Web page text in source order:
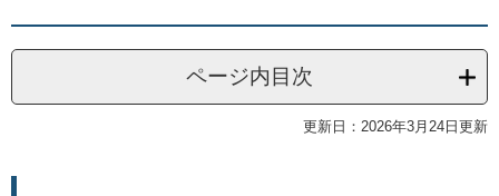
す
。
し
て
ページ内目次
更新日：2026年3月24日更新